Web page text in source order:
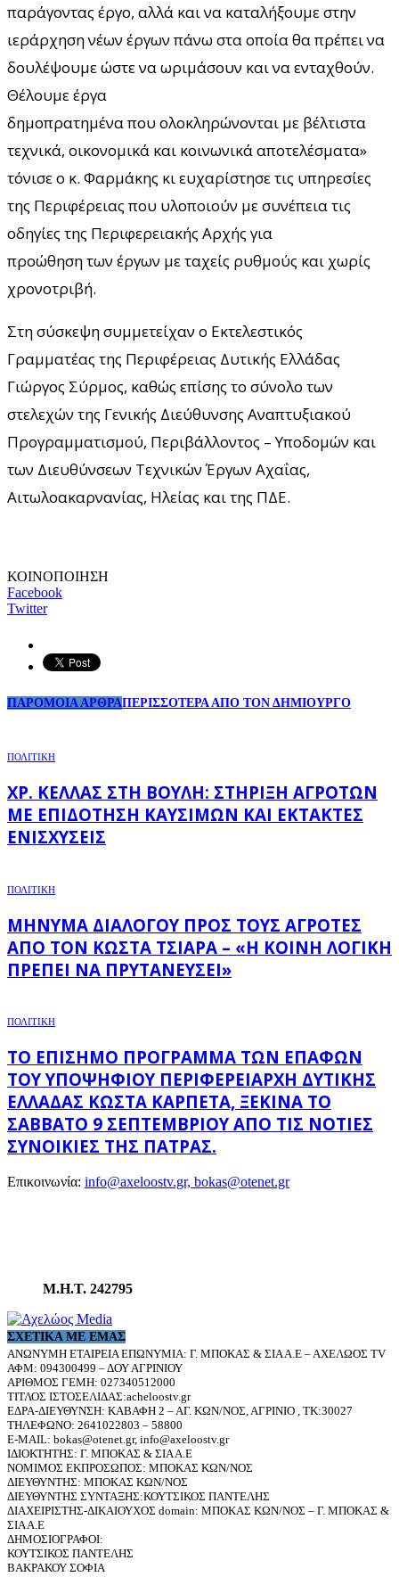
παράγοντας έργο, αλλά και να καταλήξουμε στην
ιεράρχηση νέων έργων πάνω στα οποία θα πρέπει να
δουλέψουμε ώστε να ωριμάσουν και να ενταχθούν.
Θέλουμε έργα
δημοπρατημένα που ολοκληρώνονται με βέλτιστα
τεχνικά, οικονομικά και κοινωνικά αποτελέσματα»
τόνισε ο κ. Φαρμάκης κι ευχαρίστησε τις υπηρεσίες
της Περιφέρειας που υλοποιούν με συνέπεια τις
οδηγίες της Περιφερειακής Αρχής για
προώθηση των έργων με ταχείς ρυθμούς και χωρίς
χρονοτριβή.
Στη σύσκεψη συμμετείχαν ο Εκτελεστικός
Γραμματέας της Περιφέρειας Δυτικής Ελλάδας
Γιώργος Σύρμος, καθώς επίσης το σύνολο των
στελεχών της Γενικής Διεύθυνσης Αναπτυξιακού
Προγραμματισμού, Περιβάλλοντος – Υποδομών και
των Διευθύνσεων Τεχνικών Έργων Αχαΐας,
Αιτωλοακαρνανίας, Ηλείας και της ΠΔΕ.
ΚΟΙΝΟΠΟΙΗΣΗ
Facebook
Twitter
ΠΑΡΟΜΟΙΑ ΑΡΘΡΑΠΕΡΙΣΣΟΤΕΡΑ ΑΠΟ ΤΟΝ ΔΗΜΙΟΥΡΓΟ
ΠΟΛΙΤΙΚΗ
ΧΡ. ΚΈΛΛΑΣ ΣΤΗ ΒΟΥΛΉ: ΣΤΉΡΙΞΗ ΑΓΡΟΤΏΝ
ΜΕ ΕΠΙΔΌΤΗΣΗ ΚΑΥΣΊΜΩΝ ΚΑΙ ΈΚΤΑΚΤΕΣ
ΕΝΙΣΧΎΣΕΙΣ
ΠΟΛΙΤΙΚΗ
ΜΉΝΥΜΑ ΔΙΑΛΌΓΟΥ ΠΡΟΣ ΤΟΥΣ ΑΓΡΌΤΕΣ
ΑΠΌ ΤΟΝ ΚΏΣΤΑ ΤΣΙΆΡΑ – «Η ΚΟΙΝΉ ΛΟΓΙΚΉ
ΠΡΈΠΕΙ ΝΑ ΠΡΥΤΑΝΕΎΣΕΙ»
ΠΟΛΙΤΙΚΗ
ΤΟ ΕΠΊΣΗΜΟ ΠΡΌΓΡΑΜΜΑ ΤΩΝ ΕΠΑΦΏΝ
ΤΟΥ ΥΠΟΨΉΦΙΟΥ ΠΕΡΙΦΕΡΕΙΆΡΧΗ ΔΥΤΙΚΉΣ
ΕΛΛΆΔΑΣ ΚΏΣΤΑ ΚΑΡΠΈΤΑ, ΞΕΚΙΝΆ ΤΟ
ΣΆΒΒΑΤΟ 9 ΣΕΠΤΕΜΒΡΊΟΥ ΑΠΌ ΤΙΣ ΝΌΤΙΕΣ
ΣΥΝΟΙΚΊΕΣ ΤΗΣ ΠΆΤΡΑΣ.
Επικοινωνία: info@axeloostv.gr, bokas@otenet.gr
Μ.Η.Τ. 242795
ΣΧΕΤΙΚΆ ΜΕ ΕΜΆΣ
ΑΝΩΝΥΜΗ ΕΤΑΙΡΕΙΑ ΕΠΩΝΥΜΙΑ: Γ. ΜΠΟΚΑΣ & ΣΙΑ Α.Ε – ΑΧΕΛΩΟΣ TV
ΑΦΜ: 094300499 – ΔΟΥ ΑΓΡΙΝΙΟΥ
ΑΡΙΘΜΟΣ ΓΕΜΗ: 027340512000
ΤΙΤΛΟΣ ΙΣΤΟΣΕΛΙΔΑΣ:acheloostv.gr
ΕΔΡΑ-ΔΙΕΥΘΥΝΣΗ: ΚΑΒΑΦΗ 2 – ΑΓ. ΚΩΝ/ΝΟΣ, ΑΓΡΙΝΙΟ , ΤΚ:30027
ΤΗΛΕΦΩΝΟ: 2641022803 – 58800
E-MAIL: bokas@otenet.gr, info@axeloostv.gr
ΙΔΙΟΚΤΗΤΗΣ: Γ. ΜΠΟΚΑΣ & ΣΙΑ Α.Ε
ΝΟΜΙΜΟΣ ΕΚΠΡΟΣΩΠΟΣ: ΜΠΟΚΑΣ ΚΩΝ/ΝΟΣ
ΔΙΕΥΘΥΝΤΗΣ: ΜΠΟΚΑΣ ΚΩΝ/ΝΟΣ
ΔΙΕΥΘΥΝΤΗΣ ΣΥΝΤΑΞΗΣ:ΚΟΥΤΣΙΚΟΣ ΠΑΝΤΕΛΗΣ
ΔΙΑΧΕΙΡΙΣΤΗΣ-ΔΙΚΑΙΟΥΧΟΣ domain: ΜΠΟΚΑΣ ΚΩΝ/ΝΟΣ – Γ. ΜΠΟΚΑΣ &
ΣΙΑ Α.Ε
ΔΗΜΟΣΙΟΓΡΑΦΟΙ:
ΚΟΥΤΣΙΚΟΣ ΠΑΝΤΕΛΗΣ
ΒΑΚΡΑΚΟΥ ΣΟΦΙΑ